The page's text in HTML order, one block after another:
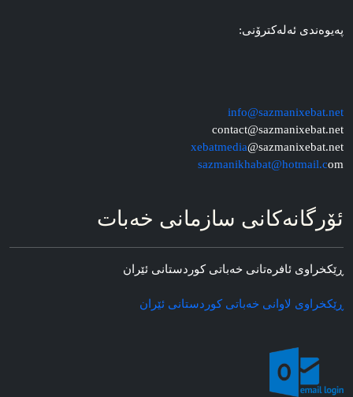
په‌یوه‌ندی ئه‌له‌کترۆنی:
info@sazmanixebat.net
contact@sazmanixebat.net
xebatmedia@sazmanixebat.net
sazmanikhabat@hotmail.com
ئۆرگانه‌کانی سازمانی خه‌بات
ڕێکخراوی ئافره‌تانی خه‌باتی کوردستانی ئێران
ڕێکخراوی لاوانی خه‌باتی کوردستانی ئێران